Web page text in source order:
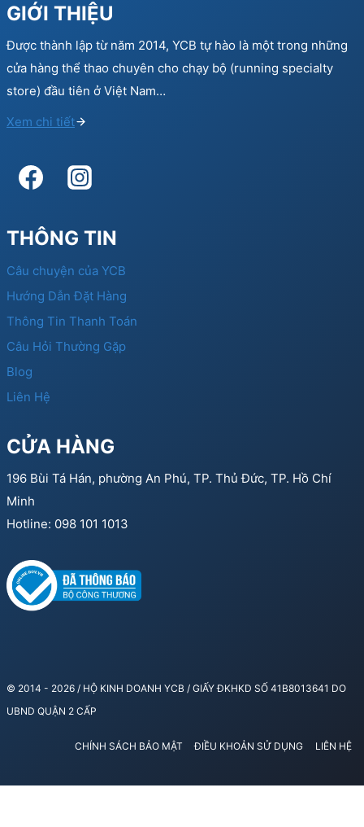
GIỚI THIỆU
Được thành lập từ năm 2014, YCB tự hào là một trong những
cửa hàng thể thao chuyên cho chạy bộ (running specialty
store) đầu tiên ở Việt Nam…
Xem chi tiết
THÔNG TIN
Câu chuyện của YCB
Hướng Dẫn Đặt Hàng
Thông Tin Thanh Toán
Câu Hỏi Thường Gặp
Blog
Liên Hệ
CỬA HÀNG
196 Bùi Tá Hán, phường An Phú, TP. Thủ Đức, TP. Hồ Chí
Minh
Hotline: 098 101 1013
© 2014 - 2026 / HỘ KINH DOANH YCB / GIẤY ĐKHKD SỐ 41B8013641 DO
UBND QUẬN 2 CẤP
CHÍNH SÁCH BẢO MẬT ĐIỀU KHOẢN SỬ DỤNG LIÊN HỆ